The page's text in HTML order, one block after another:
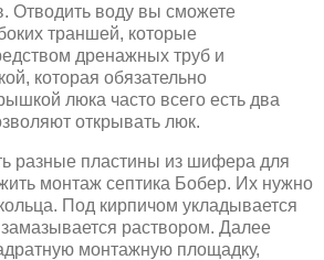
Отводить воду вы сможете
траншей, которые
дренажных труб и
которая обязательно
люка часто всего есть два
открывать люк.
разные пластины из шифера для
монтаж септика Бобер. Их нужно
Под кирпичом укладывается
замазывается раствором. Далее
монтажную площадку,